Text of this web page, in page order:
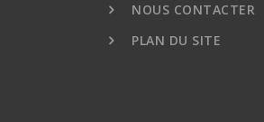
NOUS CONTACTER
PLAN DU SITE